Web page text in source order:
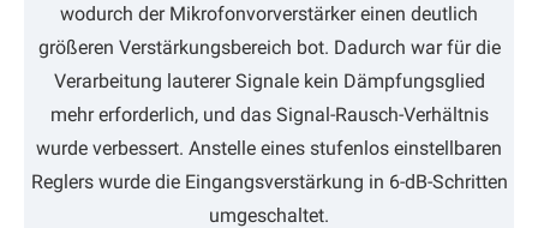
wodurch der Mikrofonvorverstärker einen deutlich
größeren Verstärkungsbereich bot. Dadurch war für die
Verarbeitung lauterer Signale kein Dämpfungsglied
mehr erforderlich, und das Signal-Rausch-Verhältnis
wurde verbessert. Anstelle eines stufenlos einstellbaren
Reglers wurde die Eingangsverstärkung in 6-dB-Schritten
umgeschaltet.